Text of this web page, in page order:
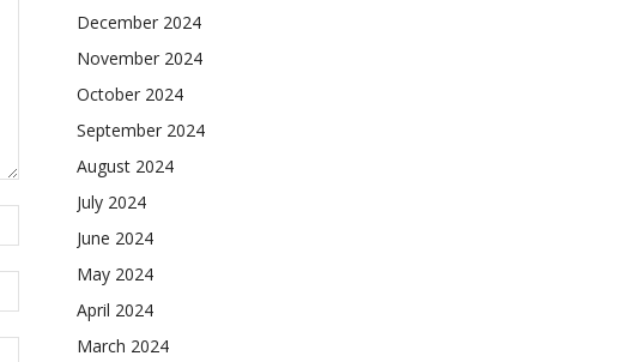
December 2024
November 2024
October 2024
September 2024
August 2024
July 2024
June 2024
May 2024
April 2024
March 2024